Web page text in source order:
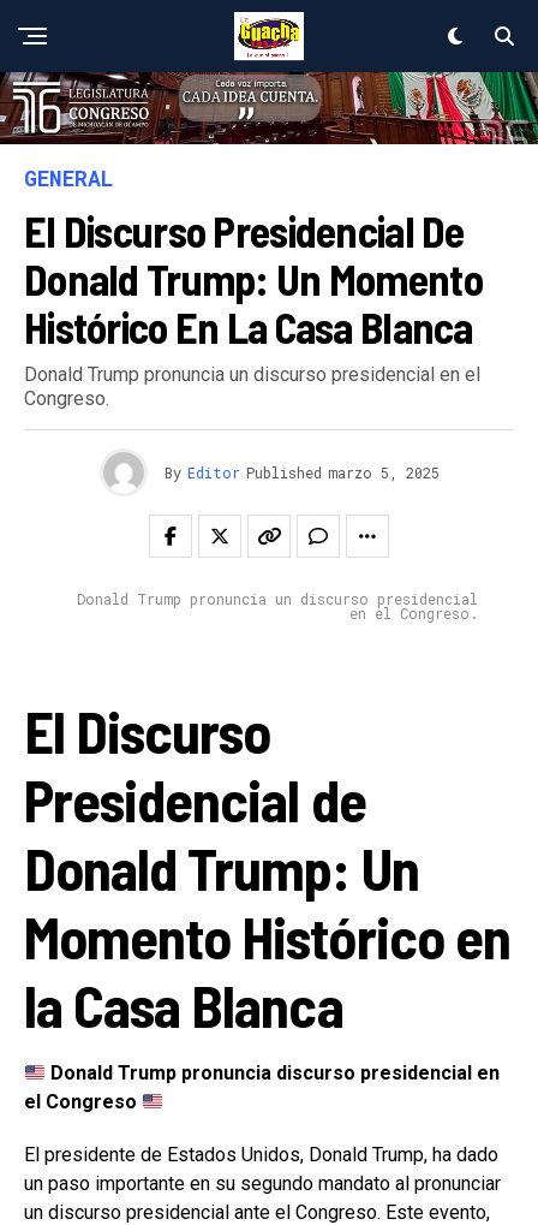
GENERAL
El Discurso Presidencial De
Donald Trump: Un Momento
Histórico En La Casa Blanca
Donald Trump pronuncia un discurso presidencial en el
Congreso.
By Editor Published marzo 5, 2025
Donald Trump pronuncia un discurso presidencial
en el Congreso.
El Discurso
Presidencial de
Donald Trump: Un
Momento Histórico en
la Casa Blanca
Donald Trump pronuncia discurso presidencial en
el Congreso
El presidente de Estados Unidos, Donald Trump, ha dado
un paso importante en su segundo mandato al pronunciar
un discurso presidencial ante el Congreso. Este evento,